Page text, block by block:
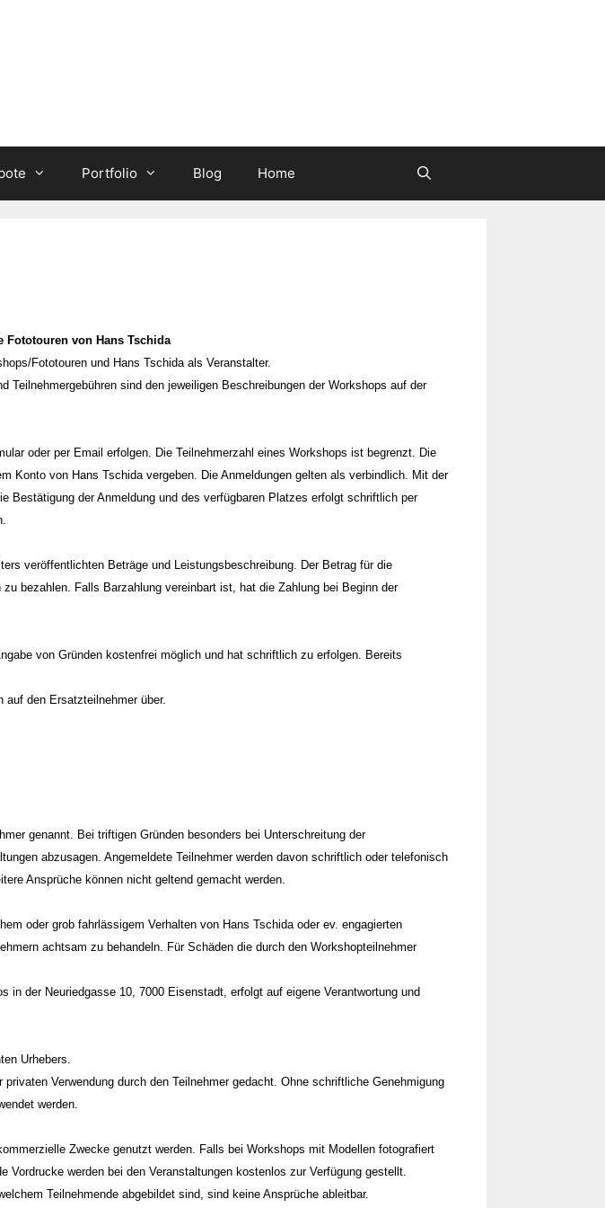
Portfolio Blog Home
Fototouren von Hans Tschida
Fototouren und Hans Tschida als Veranstalter.
sind den jeweiligen Beschreibungen der Workshops auf der
oder per Email erfolgen. Die Teilnehmerzahl eines Workshops ist begrenzt. Die
Konto von Hans Tschida vergeben. Die Anmeldungen gelten als verbindlich. Mit der
Bestätigung der Anmeldung und des verfügbaren Platzes erfolgt schriftlich per
veröffentlichten Beträge und Leistungsbeschreibung. Der Betrag für die
bezahlen. Falls Barzahlung vereinbart ist, hat die Zahlung bei Beginn der
von Gründen kostenfrei möglich und hat schriftlich zu erfolgen. Bereits
auf den Ersatzteilnehmer über.
genannt. Bei triftigen Gründen besonders bei Unterschreitung der
abzusagen. Angemeldete Teilnehmer werden davon schriftlich oder telefonisch
Ansprüche können nicht geltend gemacht werden.
oder grob fahrlässigem Verhalten von Hans Tschida oder ev. engagierten
achtsam zu behandeln. Für Schäden die durch den Workshopteilnehmer
der Neuriedgasse 10, 7000 Eisenstadt, erfolgt auf eigene Verantwortung und
Urhebers.
Verwendung durch den Teilnehmer gedacht. Ohne schriftliche Genehmigung
werden.
Zwecke genutzt werden. Falls bei Workshops mit Modellen fotografiert
werden bei den Veranstaltungen kostenlos zur Verfügung gestellt.
Teilnehmende abgebildet sind, sind keine Ansprüche ableitbar.